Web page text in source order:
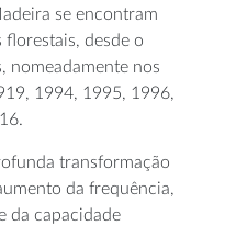
se encontram
florestais, desde o
nomeadamente nos
1994, 1995, 1996,
transformação
da frequência,
da capacidade